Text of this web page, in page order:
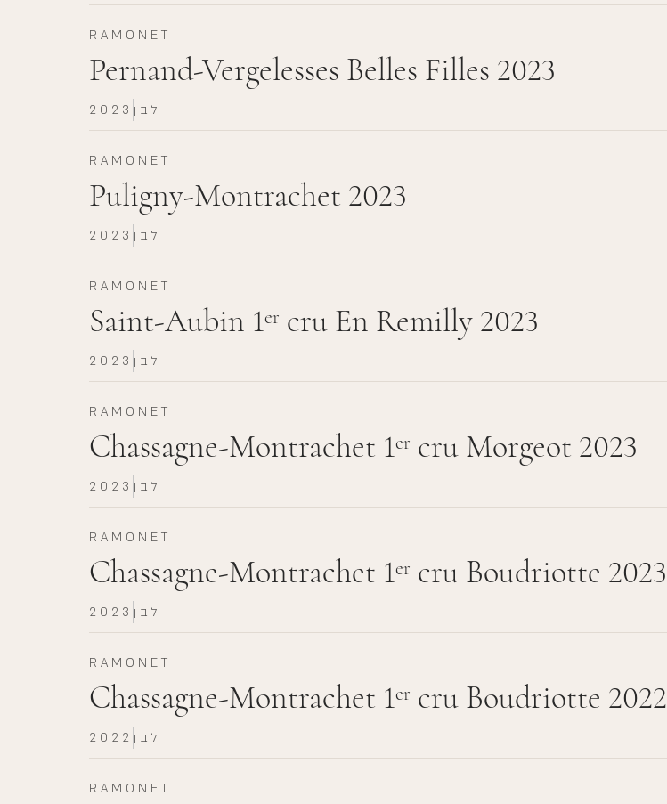
RAMONET
Pernand-Vergelesses Belles Filles 2023
2023 לבן
RAMONET
Puligny-Montrachet 2023
2023 לבן
RAMONET
Saint-Aubin 1er cru En Remilly 2023
2023 לבן
RAMONET
Chassagne-Montrachet 1er cru Morgeot 2023
2023 לבן
RAMONET
Chassagne-Montrachet 1er cru Boudriotte 2023
2023 לבן
RAMONET
Chassagne-Montrachet 1er cru Boudriotte 2022
2022 לבן
RAMONET